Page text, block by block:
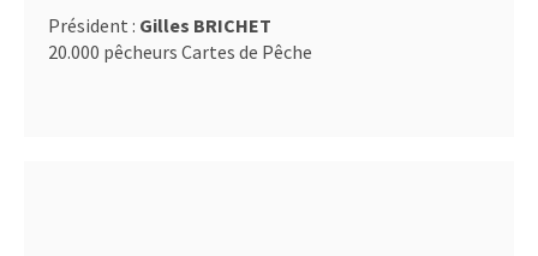
Président : Gilles BRICHET
20.000 pêcheurs Cartes de Pêche